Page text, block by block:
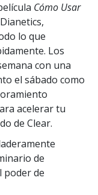
Cómo Usar
lo que
Los
con una
el sábado como
acelerar tu
de Clear.
de
poder de